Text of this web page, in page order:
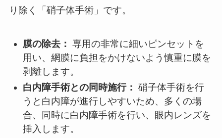
り除く「硝子体手術」です。
膜の除去： 専用の非常に細いピンセットを
用い、網膜に負担をかけないよう慎重に膜を
剥離します。
白内障手術との同時施行： 硝子体手術を行
うと白内障が進行しやすいため、多くの場
合、同時に白内障手術を行い、眼内レンズを
挿入します。